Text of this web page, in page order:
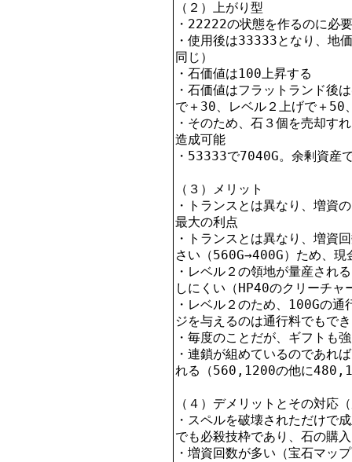
（２）上がり型
・22222の状態を作るのに必
・使用後は33333となり、地
同じ）
・石価値は100上昇する
・石価値はフラットランド後
で＋30、レベル２上げで＋50
・そのため、石３個を売却す
造成可能
・53333で7040G。余剰資産
（３）メリット
・トランスとは異なり、増資
最大の利点
・トランスとは異なり、増資
さい（560G→400G）ため、現
・レベル２の領地が量産され
しにくい（HP40のクリーチャ
・レベル２のため、100Gの
ジを与えるのは通行料でもで
・毎度のことだが、ギフトも
・連鎖が組めているのであれ
れる（560,1200の他に
（４）デメリットとその対応
・スペルを破壊されただけで
でも必殺技枠であり、石の購
・増資回数が多い（宝石マッ